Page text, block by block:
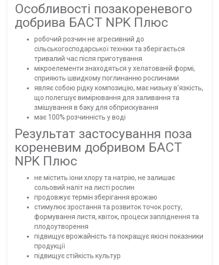
Особливості позакореневого
добрива БАСТ NPK Плюс
робочий розчин не агресивний до
сільськогосподарської техніки та зберігається
тривалий час після приготування
мікроелементи знаходяться у хелатованій формі,
сприяють швидкому поглинанню рослинами
являє собою рідку композицію, має низьку в'язкість,
що полегшує вимірювання для заливання та
змішування в баку для обприскування
має 100% розчинність у воді
Результат застосування поза
кореневим добривом БАСТ
NPK Плюс
не містить іони хлору та натрію, не залишає
сольовий наліт на листі рослин
продовжує термін зберігання врожаю
стимулює зростання та розвиток точок росту,
формування листя, квіток, процеси запліднення та
плодоутворення
підвищує врожайність та покращує якісні показники
продукції
підвищує стійкість культур